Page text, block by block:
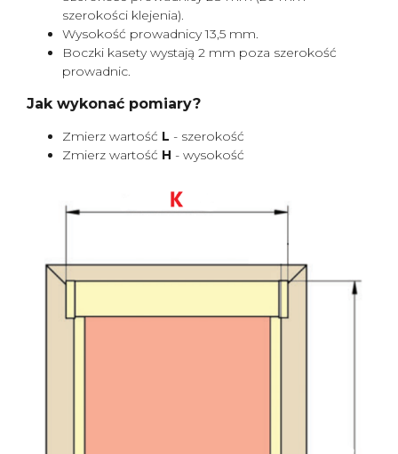
szerokości klejenia).
Wysokość prowadnicy 13,5 mm.
Boczki kasety wystają 2 mm poza szerokość
prowadnic.
Jak wykonać pomiary?
Zmierz wartość L - szerokość
Zmierz wartość H - wysokość